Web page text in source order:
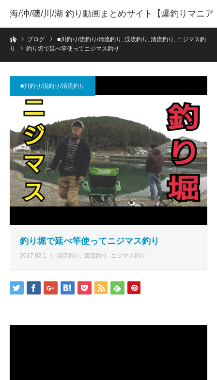
海/沖/磯/川/湖 釣り動画まとめサイト【爆釣りマニア
】ホームブログ ■川釣り/流釣り/清流釣り , 渓流釣り , 清流釣り , ニジマス釣
り
釣り堀で延べ竿使ってニジマス釣り
■川釣り/流釣り/清流釣り
釣り堀で延べ竿使ってニジマス釣り
2017.02.1 渓流釣り 清流釣り ニジマス釣り